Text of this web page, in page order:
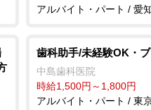
アルバイト・パート / 愛
歯科助手/未経験OK・
中島歯科医院
時給1,500円～1,800円
アルバイト・パート / 東